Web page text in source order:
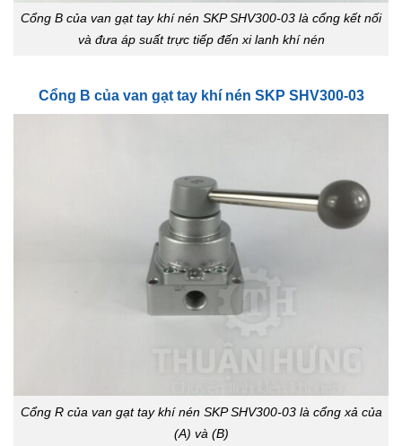
Cổng B của van gạt tay khí nén SKP SHV300-03 là cổng kết nối
và đưa áp suất trực tiếp đến xi lanh khí nén
Cổng B của van gạt tay khí nén SKP SHV300-03
Cổng R của van gạt tay khí nén SKP SHV300-03 là cổng xả của
(A) và (B)